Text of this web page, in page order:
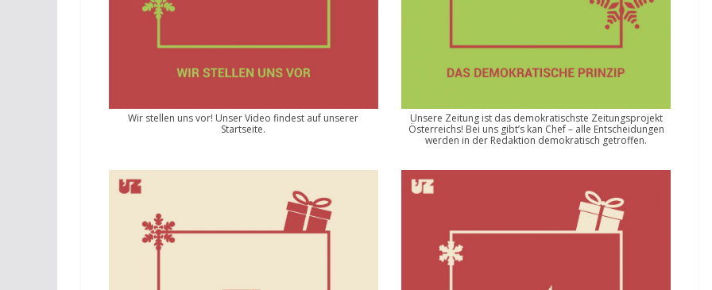
Wir stellen uns vor! Unser Video findest auf unserer
Startseite.
Unsere Zeitung ist das demokratischste Zeitungsprojekt
Österreichs! Bei uns gibt’s kan Chef – alle Entscheidungen
werden in der Redaktion demokratisch getroffen.